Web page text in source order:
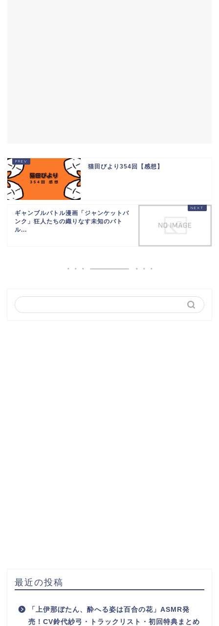
猫田びより354回【感想】
ギャンブルバトル漫画「ジャンケットバ
ンク」狂人たちの織りなす未知のバト
ル...
最近の投稿
「上伊那ぼたん、酔へる姿は百合の花」ASMR発
売！CV鈴代紗弓・トラックリスト・初回特典まとめ